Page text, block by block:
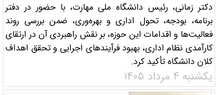
دکتر زمانی، رئیس دانشگاه ملی مهارت، با حضور در دفتر
برنامه، بودجه، تحول اداری و بهره‌وری، ضمن بررسی روند
فعالیت‌ها و اقدامات این حوزه، بر نقش راهبردی آن در ارتقای
کارآمدی نظام اداری، بهبود فرآیندهای اجرایی و تحقق اهداف
کلان دانشگاه تأکید کرد.
یکشنبه ۴ مرداد ۱۴۰۵